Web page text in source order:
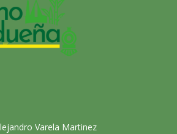
Varela Martinez